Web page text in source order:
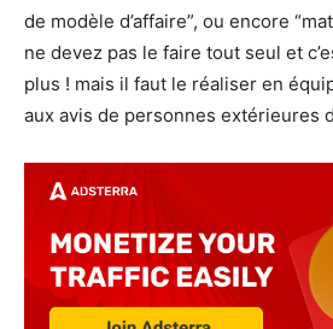
de modèle d’affaire”, ou encore
ne devez pas le faire tout seul et
plus ! mais il faut le réaliser en
aux avis de personnes extérieures